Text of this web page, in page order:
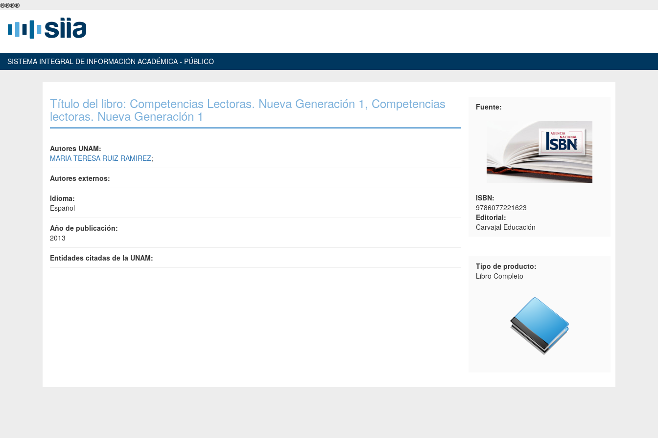
®®®®
SISTEMA INTEGRAL DE INFORMACIÓN ACADÉMICA - PÚBLICO
Título del libro: Competencias Lectoras. Nueva Generación 1, Competencias
lectoras. Nueva Generación 1
Autores UNAM:
MARIA TERESA RUIZ RAMIREZ;
Autores externos:
Idioma:
Español
Año de publicación:
2013
Entidades citadas de la UNAM:
Fuente:
ISBN:
9786077221623
Editorial:
Carvajal Educación
Tipo de producto:
Libro Completo